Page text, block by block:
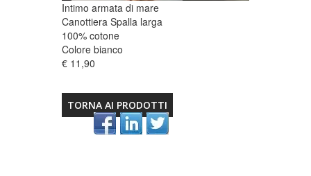
Intimo armata di mare
Canottiera Spalla larga
100% cotone
Colore bianco
€ 11,90
TORNA AI PRODOTTI